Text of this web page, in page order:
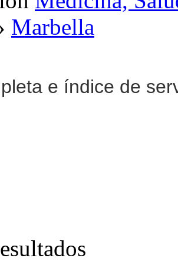
Marbella
e índice de